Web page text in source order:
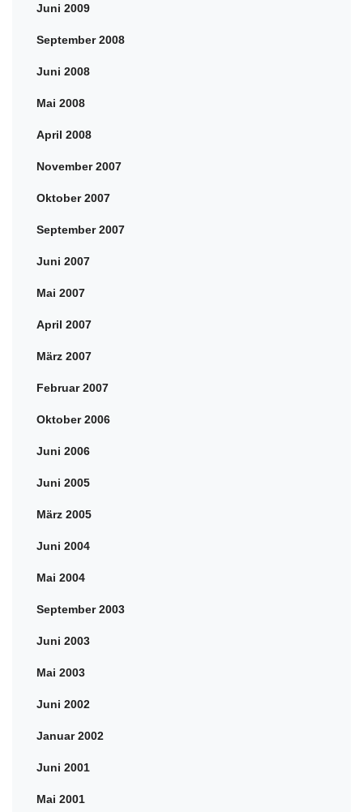
Juni 2009
September 2008
Juni 2008
Mai 2008
April 2008
November 2007
Oktober 2007
September 2007
Juni 2007
Mai 2007
April 2007
März 2007
Februar 2007
Oktober 2006
Juni 2006
Juni 2005
März 2005
Juni 2004
Mai 2004
September 2003
Juni 2003
Mai 2003
Juni 2002
Januar 2002
Juni 2001
Mai 2001